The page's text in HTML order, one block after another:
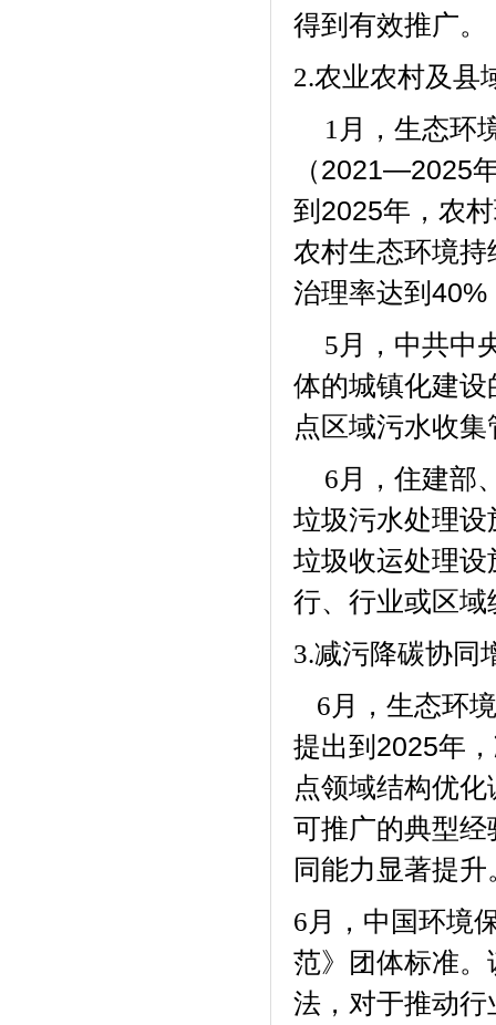
得到有效推广。
2.农业农村及县
1 月，生态环
（2021—2025
到 2025年，农
农村生态环境
治理率达到 40%
5 月，中共中
体的城镇化建
点区域污水收
6 月，住建部
垃圾污水处理
垃圾收运处理
行、行业或区
3.减污降碳协同
6 月，生态环
提出到 2025年
点领域结构优
可推广的典型
同能力显著提升
6 月，中国环境
范》团体标准
法，对于推动